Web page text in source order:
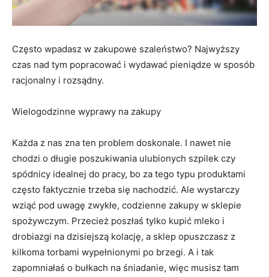
Często wpadasz w zakupowe szaleństwo? Najwyższy
czas nad tym popracować i wydawać pieniądze w sposób
racjonalny i rozsądny.
Wielogodzinne wyprawy na zakupy
Każda z nas zna ten problem doskonale. I nawet nie
chodzi o długie poszukiwania ulubionych szpilek czy
spódnicy idealnej do pracy, bo za tego typu produktami
często faktycznie trzeba się nachodzić. Ale wystarczy
wziąć pod uwagę zwykłe, codzienne zakupy w sklepie
spożywczym. Przecież poszłaś tylko kupić mleko i
drobiazgi na dzisiejszą kolację, a sklep opuszczasz z
kilkoma torbami wypełnionymi po brzegi. A i tak
zapomniałaś o bułkach na śniadanie, więc musisz tam